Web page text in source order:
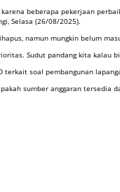
beberapa pekerjaan
Selasa (26/08/2025).
namun mungkin belum
Sudut pandang kita
terkait soal pembangunan
sumber anggaran tersedia